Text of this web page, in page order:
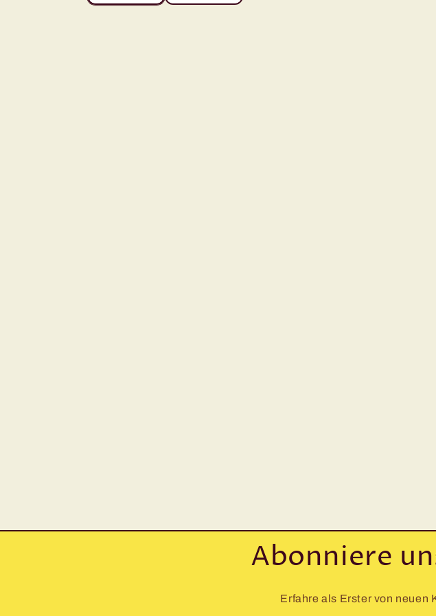
Abonniere
Erfahre als Erster von neuen